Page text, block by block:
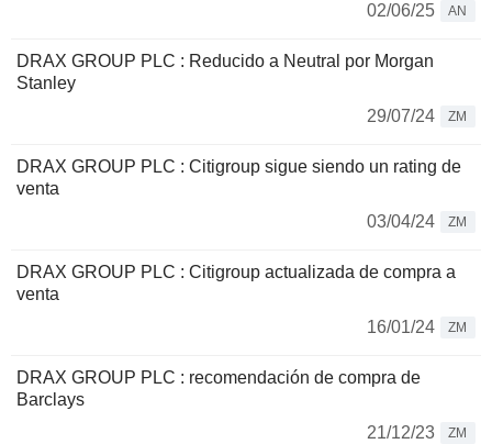
02/06/25
AN
DRAX GROUP PLC : Reducido a Neutral por Morgan
Stanley
29/07/24
ZM
DRAX GROUP PLC : Citigroup sigue siendo un rating de
venta
03/04/24
ZM
DRAX GROUP PLC : Citigroup actualizada de compra a
venta
16/01/24
ZM
DRAX GROUP PLC : recomendación de compra de
Barclays
21/12/23
ZM